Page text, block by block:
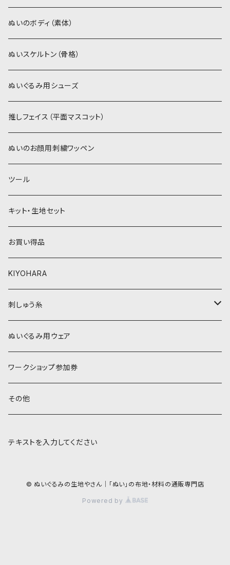
ぬいトリコット
スキンカラー生地
カーリーベルボア
パウダーボア（4mm）
ウィッグボア（8cm）
スキンカラー系
白系
黄色・クリーム系
ベージュ・ブラウン系
ぬいトリコット
スキンカラー系
白系
黄色・クリーム系
ベージュ・ブラウン系
アイロン接着シート
ステッチカラー
ミニワッペン
リボン
ぬいのボディ（素体）
ぬいスケルトン（骨格）
ぬいぐるみ用シューズ
推しフェイス（平面マスコット）
ぬいのお顔用刺繍ワッペン
ツール
キット・生地セット
お買い得品
KIYOHARA
刺しゅう糸
COSMO 25番刺しゅう糸
ぬいぐるみ用ウェア
ワークショップ参加券
その他
テキストを入力してください
© ぬいぐるみの生地やさん｜「ぬい」の布地・材料の通販専門店
Powered by